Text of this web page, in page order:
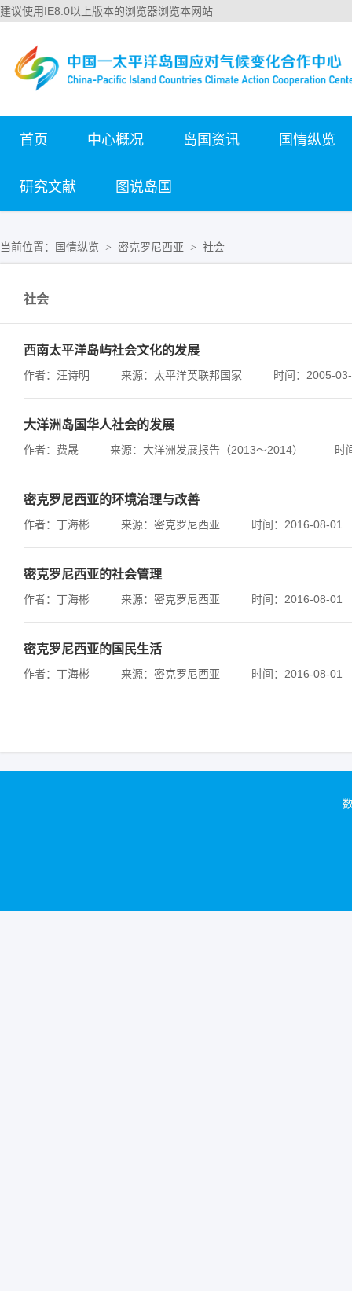
建议使用IE8.0以上版本的浏览器浏览本网站
首页 中心概况 岛国资讯 国情纵览
研究文献 图说岛国
当前位置： 国情纵览 > 密克罗尼西亚 > 社会
社会
西南太平洋岛屿社会文化的发展
作者：汪诗明 来源：太平洋英联邦国家 时间：2005-
大洋洲岛国华人社会的发展
作者：费晟 来源：大洋洲发展报告（2013～2014） 时
密克罗尼西亚的环境治理与改善
作者：丁海彬 来源：密克罗尼西亚 时间：2016-08-01
密克罗尼西亚的社会管理
作者：丁海彬 来源：密克罗尼西亚 时间：2016-08-01
密克罗尼西亚的国民生活
作者：丁海彬 来源：密克罗尼西亚 时间：2016-08-01